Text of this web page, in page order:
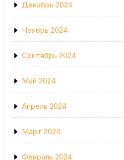
Декабрь 2024
Ноябрь 2024
Сентябрь 2024
Май 2024
Апрель 2024
Март 2024
Февраль 2024